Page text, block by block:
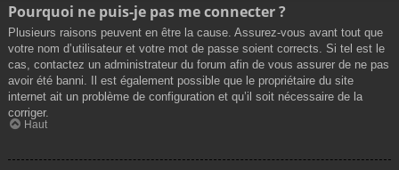
Pourquoi ne puis-je pas me connecter ?
Plusieurs raisons peuvent en être la cause. Assurez-vous avant tout que
votre nom d’utilisateur et votre mot de passe soient corrects. Si tel est le
cas, contactez un administrateur du forum afin de vous assurer de ne pas
avoir été banni. Il est également possible que le propriétaire du site
internet ait un problème de configuration et qu’il soit nécessaire de la
corriger.
Haut